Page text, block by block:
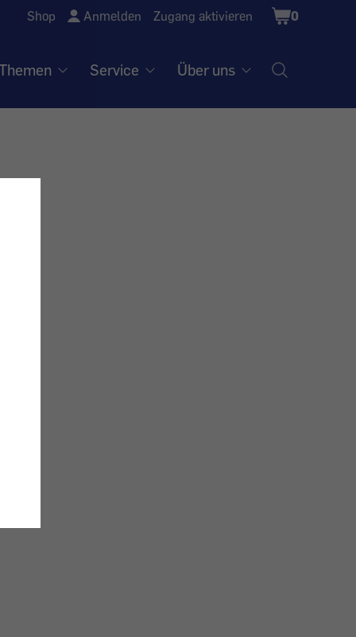
Shop Anmelden Zugang aktivieren
Shopping
Cart
0
Service Über uns